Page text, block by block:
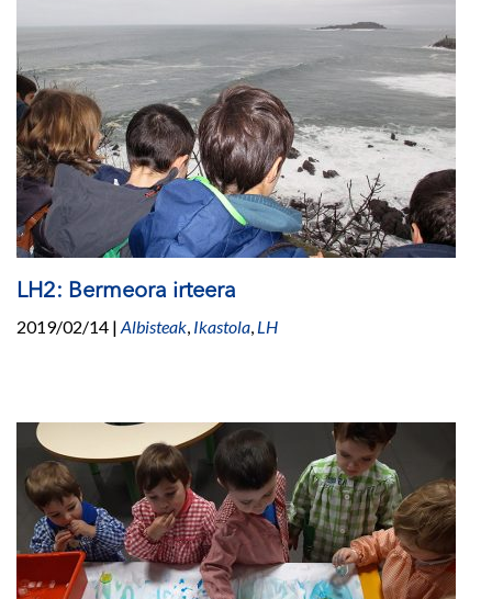
LH2: Bermeora irteera
2019/02/14 | Albisteak, Ikastola, LH